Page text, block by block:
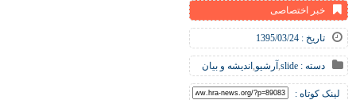
خبر اختصاصی
تاریخ : 1395/03/24
دسته : slide
,آرشیو,اندیشه و بیان
لینک کوتاه :